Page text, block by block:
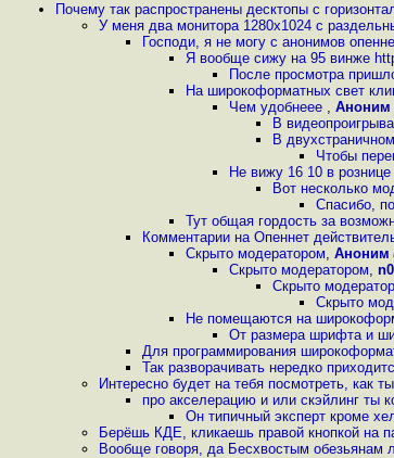
Почему так распространены десктопы с
У меня два монитора 1280x1024 с
Господи, я не могу с анонимов
Я вообще сижу на 95 винже
После просмотра
На широкоформатных свет
Чем удобнеее , Аноним
В
В
Чтобы
Не вижу 16 10 в
Вот несколько
Спасибо,
Тут общая гордость за
Комментарии на Опеннет
Скрыто модератором, Аноним
Скрыто модератором,
Скрыто
Скрыто
Не помещаются на
От размера шрифта и
Для программирования
Так разворачивать нередко
Интересно будет на тебя посмотреть, как
про акселерацию и или скэйлинг ты
Он типичный эксперт кроме
Берёшь КДЕ, кликаешь правой кнопкой на
Вообще говоря, да Бесхвостым обезьянам